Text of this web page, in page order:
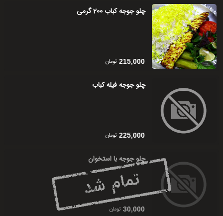
چلو جوجه کباب 200 گرمی
215,000 تومان
چلو جوجه فیله کباب
225,000 تومان
چلو جوجه با استخوان
30,000 تومان